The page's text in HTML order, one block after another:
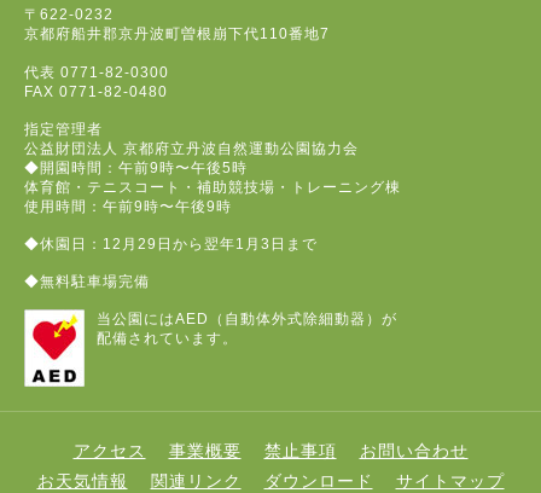
〒622-0232
京都府船井郡京丹波町曽根崩下代110番地7
代表 0771-82-0300
FAX 0771-82-0480
指定管理者
公益財団法人 京都府立丹波自然運動公園協力会
◆開園時間：午前9時〜午後5時
体育館・テニスコート・補助競技場・トレーニング棟
使用時間：午前9時〜午後9時
◆休園日：12月29日から翌年1月3日まで
◆無料駐車場完備
当公園にはAED（自動体外式除細動器）が
配備されています。
アクセス 事業概要 禁止事項
お問い合わせ
お天気情報
関連リンク ダウンロード サイトマップ